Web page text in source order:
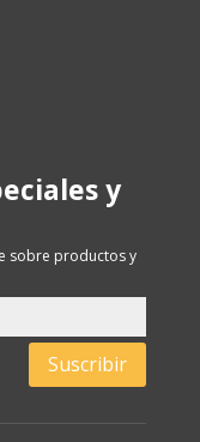
y
sobre productos y
Suscribir